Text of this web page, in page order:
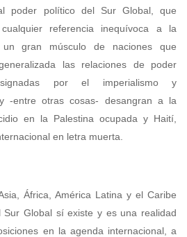
poder político del Sur Global, que
referencia inequívoca a la
gran músculo de naciones que
las relaciones de poder
signadas por el imperialismo y
-entre otras cosas- desangran a la
en la Palestina ocupada y Haití,
en letra muerta.
África, América Latina y el Caribe
Global sí existe y es una realidad
en la agenda internacional, a